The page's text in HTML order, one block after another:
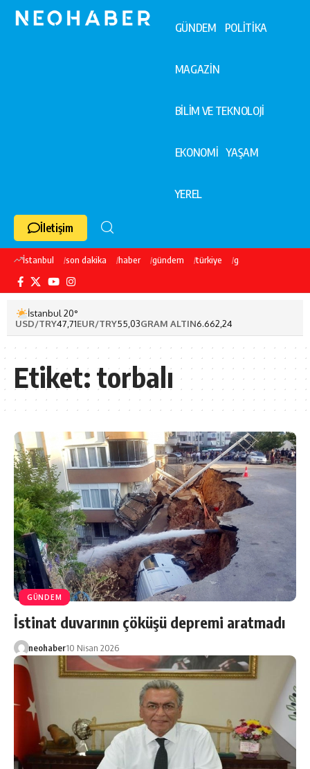
GÜNDEM POLİTİKA
MAGAZİN
BİLİM VE TEKNOLOJİ
EKONOMİ YAŞAM
YEREL
İletişim
İstanbul son dakika haber gündem türkiye galatasaray
İstanbul 20°
USD/TRY47,71EUR/TRY55,03GRAM ALTIN6.662,24
Etiket: torbalı
GÜNDEM
İstinat duvarının çöküşü depremi aratmadı
neohaber10 Nisan 2026